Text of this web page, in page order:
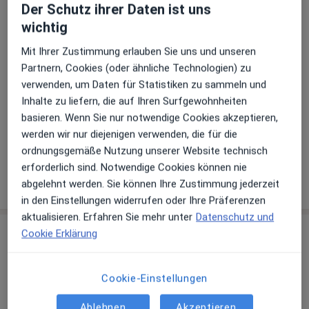
Terminbuchung an
Zahlungsmodalitäten (private Besuche)
Akzeptierte Versicherungen
Details
Telefonnummer
02263 9... Telefonnummer anzeigen
Mehr Details anzeigen
über die Adresse
Erfahrungen
Bewerten
Der Schutz ihrer Daten ist uns
wichtig
Mit Ihrer Zustimmung erlauben Sie uns und unseren
Partnern, Cookies (oder ähnliche Technologien) zu
verwenden, um Daten für Statistiken zu sammeln und
Inhalte zu liefern, die auf Ihren Surfgewohnheiten
basieren. Wenn Sie nur notwendige Cookies akzeptieren,
werden wir nur diejenigen verwenden, die für die
ordnungsgemäße Nutzung unserer Website technisch
erforderlich sind. Notwendige Cookies können nie
abgelehnt werden. Sie können Ihre Zustimmung jederzeit
in den Einstellungen widerrufen oder Ihre Präferenzen
aktualisieren. Erfahren Sie mehr unter Datenschutz und
Cookie Erklärung
Cookie-Einstellungen